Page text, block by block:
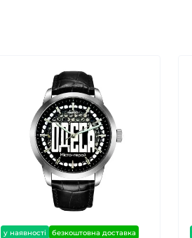
у наявності безкоштовна доставка